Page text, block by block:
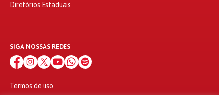
Diretórios Estaduais
SIGA NOSSAS REDES
Termos de uso